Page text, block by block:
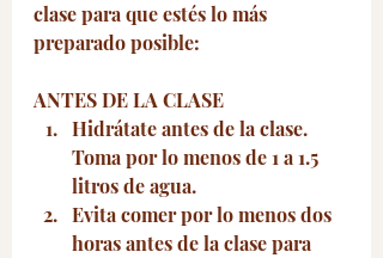
clase para que estés lo más
preparado posible:
ANTES DE LA CLASE
Hidrátate antes de la clase.
Toma por lo menos de 1 a 1.5
litros de agua.
Evita comer por lo menos dos
horas antes de la clase para